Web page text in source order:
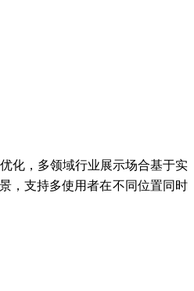
化，多领域行业展示场合基于实
，支持多使用者在不同位置同时